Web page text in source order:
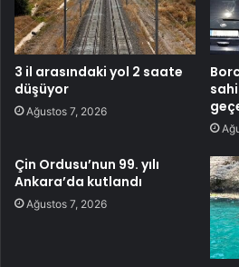
3 il arasındaki yol 2 saate
düşüyor
Ağustos 7, 2026
Çin Ordusu’nun 99. yılı
Ankara’da kutlandı
Ağustos 7, 2026